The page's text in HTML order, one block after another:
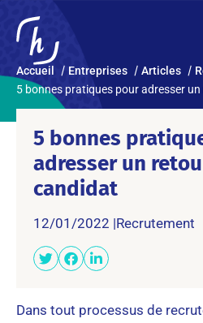
Accueil Entreprises Articles
5 bonnes pratiques pour adresser
5 bonnes
adresser un
candidat
12/01/2022 |Recrutement
Dans tout processus de